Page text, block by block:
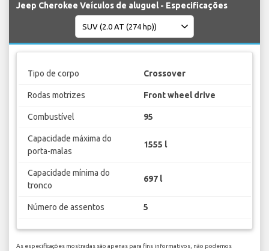
Jeep Cherokee Veículos de aluguel - Especificações
Tipo de corpo Crossover
Rodas motrizes Front wheel drive
Combustível 95
Capacidade máxima do
porta-malas
1555 l
Capacidade mínima do
tronco
697 l
Número de assentos 5
As especificações mostradas são apenas para fins informativos, não podemos